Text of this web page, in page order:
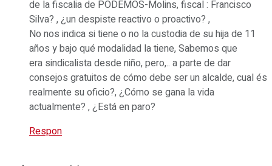
de la fiscalia de PODEMOS-Molins, fiscal : Francisco
Silva? , ¿un despiste reactivo o proactivo? ,
No nos indica si tiene o no la custodia de su hija de 11
años y bajo qué modalidad la tiene, Sabemos que
era sindicalista desde niño, pero,.. a parte de dar
consejos gratuitos de cómo debe ser un alcalde, cual és
realmente su oficio?, ¿Cómo se gana la vida
actualmente? , ¿Está en paro?
Respon